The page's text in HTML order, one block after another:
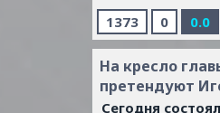
1373
0 0.0
На кресло
претендуют
Сегодня